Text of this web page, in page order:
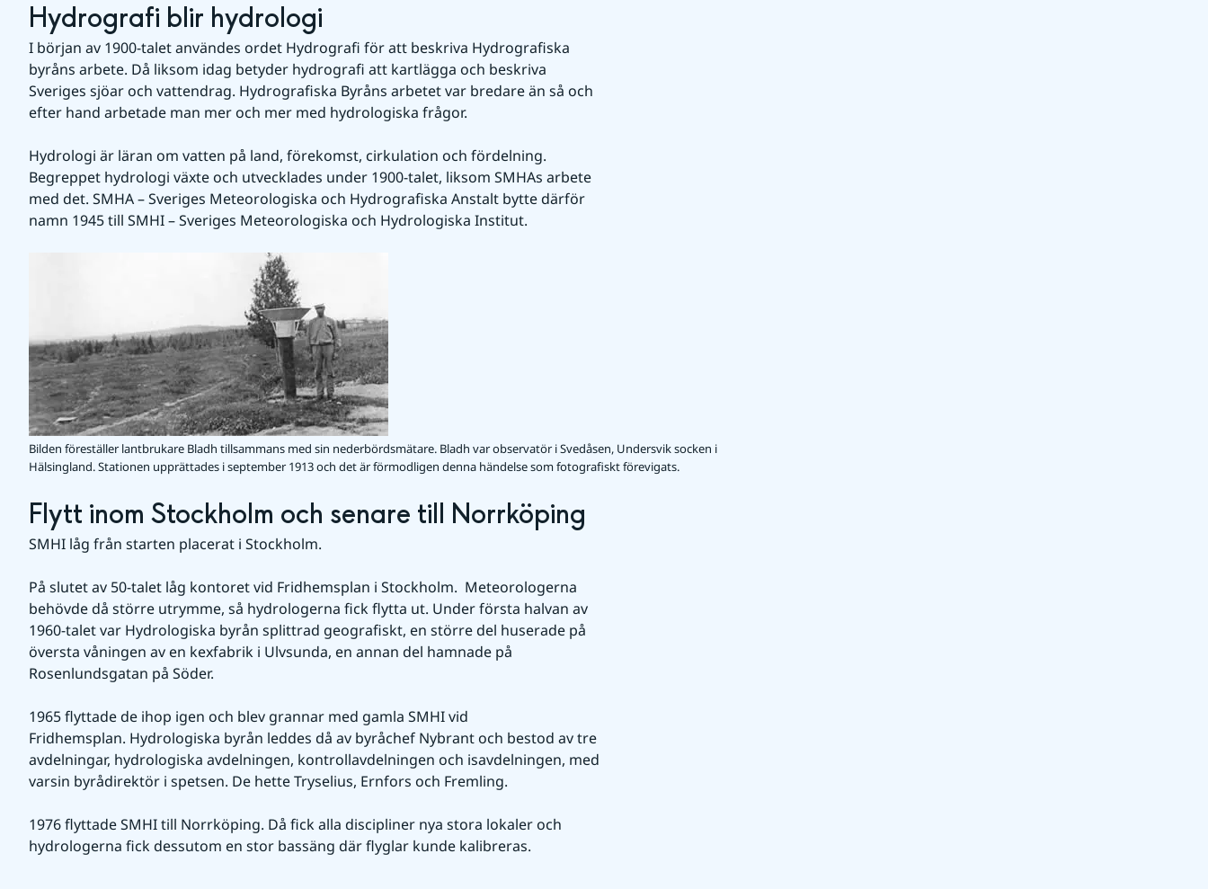
Hydrografi blir hydrologi
I början av 1900-talet användes ordet Hydrografi för att beskriva Hydrografiska
byråns arbete. Då liksom idag betyder hydrografi att kartlägga och beskriva
Sveriges sjöar och vattendrag. Hydrografiska Byråns arbetet var bredare än så och
efter hand arbetade man mer och mer med hydrologiska frågor.
Hydrologi är läran om vatten på land, förekomst, cirkulation och fördelning.
Begreppet hydrologi växte och utvecklades under 1900-talet, liksom SMHAs arbete
med det. SMHA – Sveriges Meteorologiska och Hydrografiska Anstalt bytte därför
namn 1945 till SMHI – Sveriges Meteorologiska och Hydrologiska Institut.
Bilden föreställer lantbrukare Bladh tillsammans med sin nederbördsmätare. Bladh var observatör i Svedåsen, Undersvik socken i
Hälsingland. Stationen upprättades i september 1913 och det är förmodligen denna händelse som fotografiskt förevigats.
Flytt inom Stockholm och senare till Norrköping
SMHI låg från starten placerat i Stockholm.
På slutet av 50-talet låg kontoret vid Fridhemsplan i Stockholm.  Meteorologerna
behövde då större utrymme, så hydrologerna fick flytta ut. Under första halvan av
1960-talet var Hydrologiska byrån splittrad geografiskt, en större del huserade på
översta våningen av en kexfabrik i Ulvsunda, en annan del hamnade på
Rosenlundsgatan på Söder.
1965 flyttade de ihop igen och blev grannar med gamla SMHI vid
Fridhemsplan. Hydrologiska byrån leddes då av byråchef Nybrant och bestod av tre
avdelningar, hydrologiska avdelningen, kontrollavdelningen och isavdelningen, med
varsin byrådirektör i spetsen. De hette Tryselius, Ernfors och Fremling.
1976 flyttade SMHI till Norrköping. Då fick alla discipliner nya stora lokaler och
hydrologerna fick dessutom en stor bassäng där flyglar kunde kalibreras.